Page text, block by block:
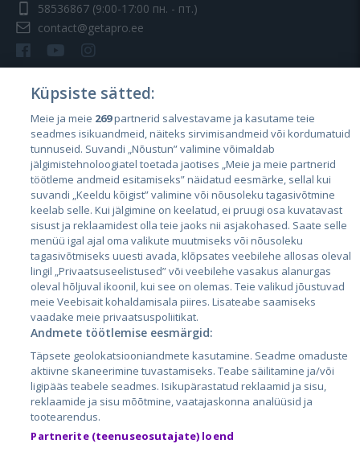
58536867 (9:00-17:00 пн. - пт.)
contact@getapro.ee
Страны
Эстония
Латвия
Литва
City24.lv
City24.ee
GetaPro.lv
GetaPro.ee
Autoplius.lt
CVbankas.lt
Kainos.lt
Paslaugos.lt
auto24.ee
Osta.ee
Küpsiste sätted:
Meie ja meie 269partnerid salvestavame ja kasutame teie
seadmes isikuandmeid, näiteks sirvimisandmeid või kordumatuid
tunnuseid. Suvandi „Nõustun” valimine võimaldab
jälgimistehnoloogiatel toetada jaotises „Meie ja meie partnerid
töötleme andmeid esitamiseks” näidatud eesmärke, sellal kui
suvandi „Keeldu kõigist” valimine või nõusoleku tagasivõtmine
keelab selle. Kui jälgimine on keelatud, ei pruugi osa kuvatavast
sisust ja reklaamidest olla teie jaoks nii asjakohased. Saate selle
menüü igal ajal oma valikute muutmiseks või nõusoleku
tagasivõtmiseks uuesti avada, klõpsates veebilehe allosas oleval
lingil „Privaatsuseelistused” või veebilehe vasakus alanurgas
oleval hõljuval ikoonil, kui see on olemas. Teie valikud jõustuvad
meie Veebisait kohaldamisala piires. Lisateabe saamiseks
vaadake meie privaatsuspoliitikat.
Andmete töötlemise eesmärgid:
Täpsete geolokatsiooniandmete kasutamine. Seadme omaduste
aktiivne skaneerimine tuvastamiseks. Teabe säilitamine ja/või
ligipääs teabele seadmes. Isikupärastatud reklaamid ja sisu,
reklaamide ja sisu mõõtmine, vaatajaskonna analüüsid ja
tootearendus.
Partnerite (teenuseosutajate) loend